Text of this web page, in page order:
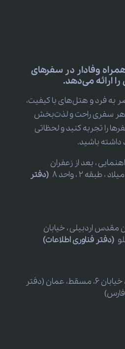
وفادار در سفرهای
ارائه می‌دهد.
به فرد و هتل‌های با کیفیت،
هر سفری راحت و لذت‌بخش
را تجربه کنید و لحظاتی
داشته باشید.
، بعد از زعفران
2 ، واحد 8
(دفتر
مقدس اردبیلی ، خیابان
(دفتر فناوری اطلاعات)
ال موج 335، خیابان 6، مسقط، عمان (دفتر